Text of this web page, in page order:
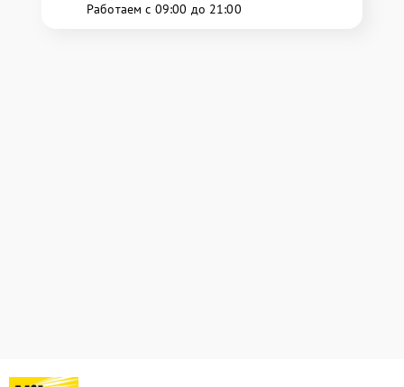
Работаем с 09:00 до 21:00